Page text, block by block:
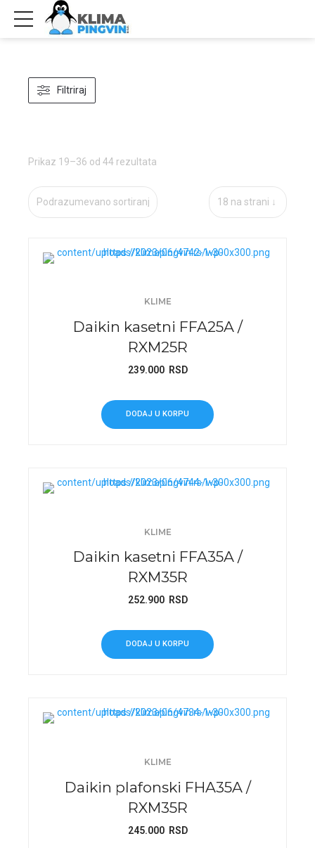
Prikaz 19–36 od 44 rezultata
KLIME
Daikin kasetni FFA25A /
RXM25R
239.000 RSD
DODAJ U KORPU
KLIME
Daikin kasetni FFA35A /
RXM35R
252.900 RSD
DODAJ U KORPU
KLIME
Daikin plafonski FHA35A /
RXM35R
245.000 RSD
Filtriraj